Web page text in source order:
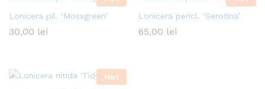
Lonicera pil. ‘Mossgreen’
30,00 lei
Lonicera pericl. ‘Serotina’
65,00 lei
Hot